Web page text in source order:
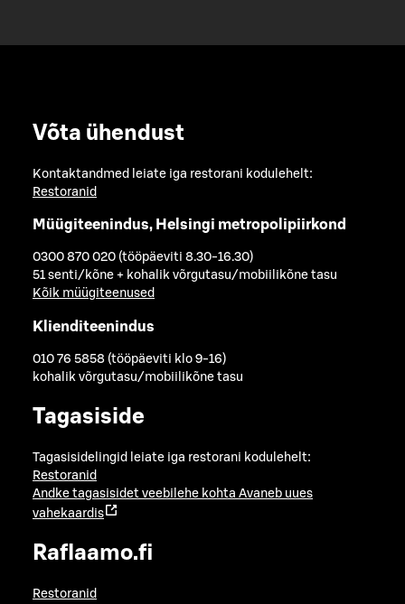
Võta ühendust
Kontaktandmed leiate iga restorani kodulehelt:
Restoranid
Müügiteenindus, Helsingi metropolipiirkond
0300 870 020 (tööpäeviti 8.30-16.30)
51 senti/kõne + kohalik võrgutasu/mobiilikõne tasu
Kõik müügiteenused
Klienditeenindus
010 76 5858 (tööpäeviti klo 9-16)
kohalik võrgutasu/mobiilikõne tasu
Tagasiside
Tagasisidelingid leiate iga restorani kodulehelt:
Restoranid
Andke tagasisidet veebilehe kohta Avaneb uues
vahekaardis
Raflaamo.fi
Restoranid